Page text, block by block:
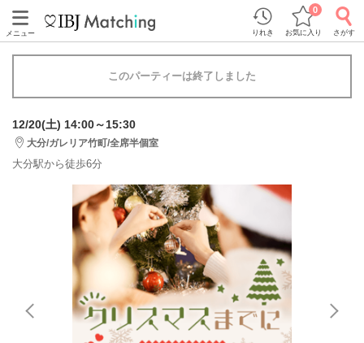
メニュー りれき お気に入り
0
さがす
このパーティーは終了しました
12/20(土) 14:00～15:30
大分/ガレリア竹町/全席半個室
大分駅から徒歩6分